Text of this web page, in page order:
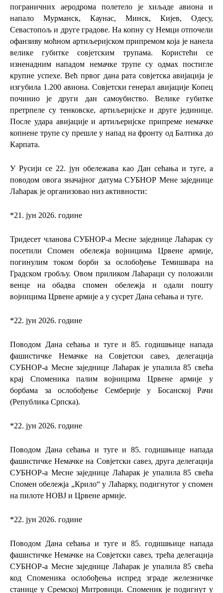
пограничних аеродрома полетело је хиљаде авиона и
напало Мурманск, Каунас, Минск, Кијев, Одесу,
Севастопољ и друге градове. На копну су Немци отпочели
офанзиву моћном артиљеријском припремом која је нанела
велике губитке совјетским трупама. Користећи се
изненадним нападом немачке трупе су одмах постигле
крупне успехе. Већ првог дана рата совјетска авијација је
изгубила 1.200 авиона. Совјетски генерал авијације Копец
починио је други дан самоубиство. Велике губитке
претрпеле су тенковске, артиљеријске и друге јединице.
После удара авијације и артиљеријске припреме немачке
копнене трупе су прешле у напад на фронту од Балтика до
Карпата.
У Русији се 22. јун обележава као Дан сећања и туге, а
поводом овога значајног датума СУБНОР Мене заједнице
Лаћарак је организовао низ активности:
*21. јун 2026. године
Тридесет чланова СУБНОР-а Месне заједнице Лаћарак су
посетили Спомен обележја војницима Црвене армије,
погинулим током борби за ослобођење Темишвара на
Градском гробљу. Овом приликом Лаћараци су положили
венце на обадва спомен обележја и одали пошту
војницима Црвене армије а у сусрет Дана сећања и туге.
*22. јун 2026. године
Поводом Дана сећања и туге и 85. годишњице напада
фашистичке Немачке на Совјетски савез, делегација
СУБНОР-а Месне заједнице Лаћарак је упалила 85 свећа
крај Споменика палим војницима Црвене армије у
борбама за ослобођење Семберије у Босанској Рачи
(Република Српска).
*22. јун 2026. године
Поводом Дана сећања и туге и 85. годишњице напада
фашистичке Немачке на Совјетски савез, друга делегација
СУБНОР-а Месне заједнице Лаћарак је упалила 85 свећа
Спомен обележја „Крило“ у Лаћарку, подигнутог у спомен
на пилоте НОВЈ и Црвене армије.
*22. јун 2026. године
Поводом Дана сећања и туге и 85. годишњице напада
фашистичке Немачке на Совјетски савез, трећа делегација
СУБНОР-а Месне заједнице Лаћарак је упалила 85 свећа
код Споменика ослобођења испред зграде железничке
станице у Сремској Митровици. Споменик је подигнут у